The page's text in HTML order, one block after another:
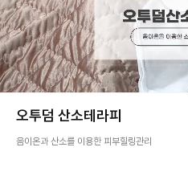
오투덤 산소테라피
음이온과 산소를 이용한 피부힐링관리